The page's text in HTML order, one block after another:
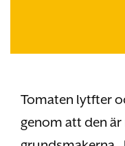
Tomaten lytfter
genom att den